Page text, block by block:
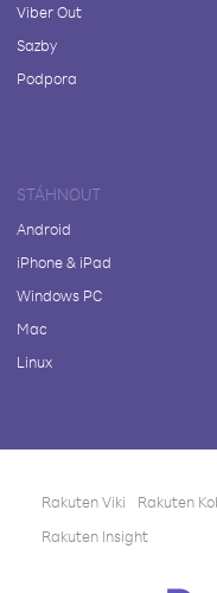
Viber Out
Sazby
Podpora
STÁHNOUT
Android
iPhone & iPad
Windows PC
Mac
Linux
Rakuten Viki Rakuten
Rakuten Insight